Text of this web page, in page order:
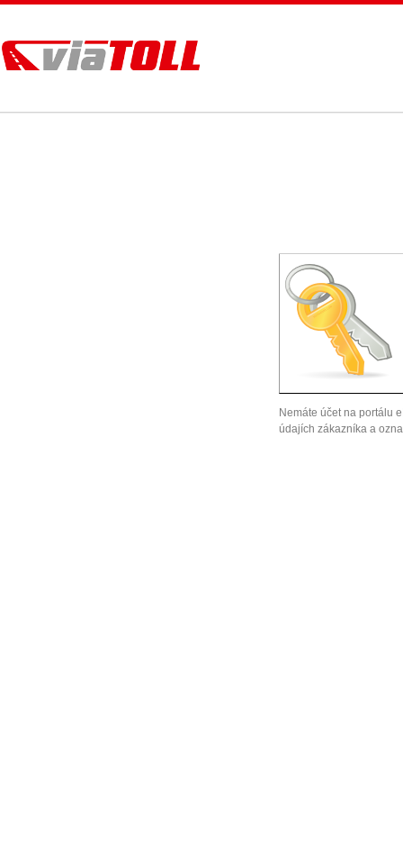
Nemáte účet na portálu
údajích zákazníka a